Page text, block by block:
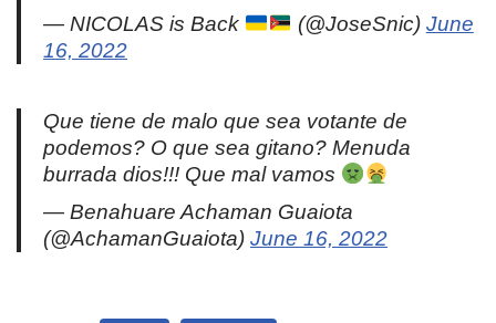
— NICOLAS is Back
(@JoseSnic) June
16, 2022
Que tiene de malo que sea votante de
podemos? O que sea gitano? Menuda
burrada dios!!! Que mal vamos
— Benahuare Achaman Guaiota
(@AchamanGuaiota) June 16, 2022